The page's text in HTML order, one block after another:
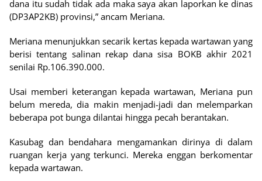
dana itu sudah tidak ada maka saya akan laporkan ke dinas
(DP3AP2KB) provinsi,” ancam Meriana.
Meriana menunjukkan secarik kertas kepada wartawan yang
berisi tentang salinan rekap dana sisa BOKB akhir 2021
senilai Rp.106.390.000.
Usai memberi keterangan kepada wartawan, Meriana pun
belum mereda, dia makin menjadi-jadi dan melemparkan
beberapa pot bunga dilantai hingga pecah berantakan.
Kasubag dan bendahara mengamankan dirinya di dalam
ruangan kerja yang terkunci. Mereka enggan berkomentar
kepada wartawan.